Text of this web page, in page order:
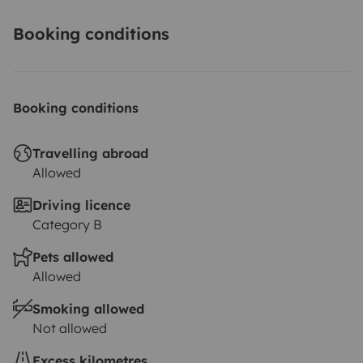
Booking conditions
Booking conditions
Travelling abroad
Allowed
Driving licence
Category B
Pets allowed
Allowed
Smoking allowed
Not allowed